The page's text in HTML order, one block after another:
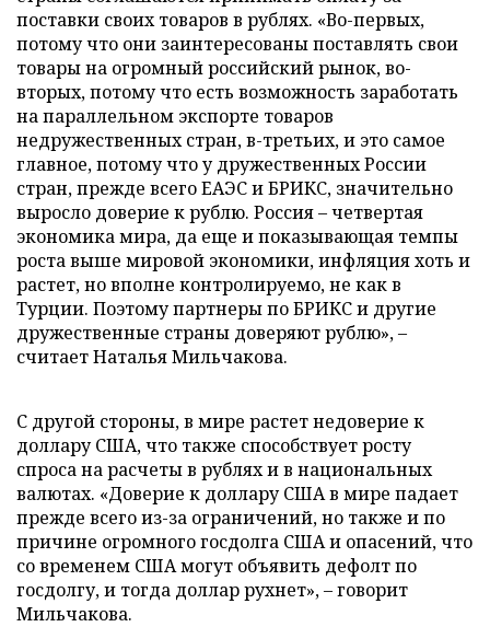
поставки своих товаров в рублях. «Во-первых,
потому что они заинтересованы поставлять свои
товары на огромный российский рынок, во-
вторых, потому что есть возможность заработать
на параллельном экспорте товаров
недружественных стран, в-третьих, и это самое
главное, потому что у дружественных России
стран, прежде всего ЕАЭС и БРИКС, значительно
выросло доверие к рублю. Россия – четвертая
экономика мира, да еще и показывающая темпы
роста выше мировой экономики, инфляция хоть и
растет, но вполне контролируемо, не как в
Турции. Поэтому партнеры по БРИКС и другие
дружественные страны доверяют рублю», –
считает Наталья Мильчакова.
С другой стороны, в мире растет недоверие к
доллару США, что также способствует росту
спроса на расчеты в рублях и в национальных
валютах. «Доверие к доллару США в мире падает
прежде всего из-за ограничений, но также и по
причине огромного госдолга США и опасений, что
со временем США могут объявить дефолт по
госдолгу, и тогда доллар рухнет», – говорит
Мильчакова.